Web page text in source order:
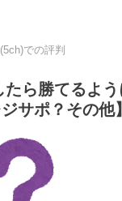
での評判
たら勝てるよ
サポ？その他】